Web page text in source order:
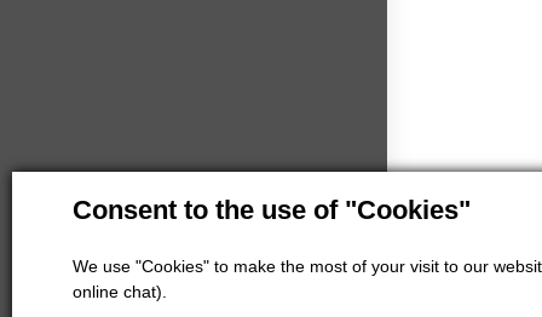
Consent to the use of "Cookies"
We use "Cookies" to make the most of your visit to our
online chat).